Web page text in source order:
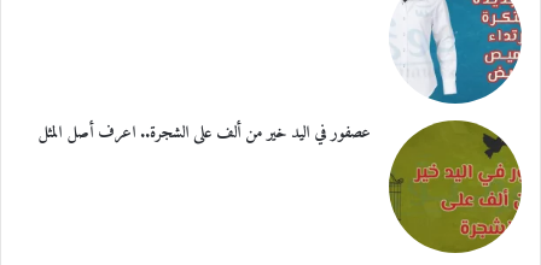
عصفور في اليد خير من ألف على الشجرة.. اعرف أصل المثل